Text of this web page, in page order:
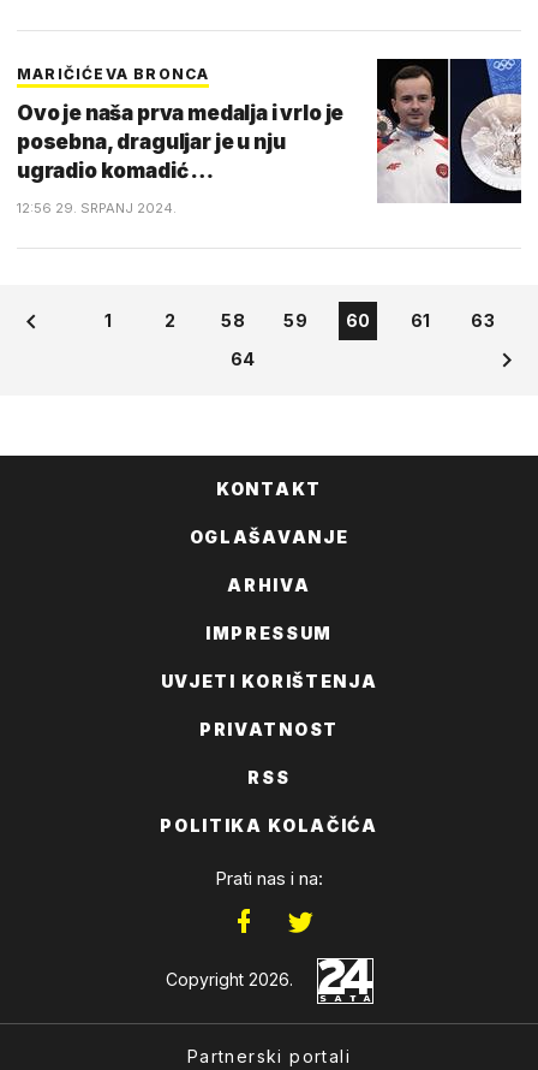
MARIČIĆEVA BRONCA
Ovo je naša prva medalja i vrlo je
posebna, draguljar je u nju
ugradio komadić …
12:56 29. SRPANJ 2024.
1 2 58 59 60 61
63
64
KONTAKT
OGLAŠAVANJE
ARHIVA
IMPRESSUM
UVJETI KORIŠTENJA
PRIVATNOST
RSS
POLITIKA KOLAČIĆA
Prati nas i na:
Copyright 2026.
Partnerski portali